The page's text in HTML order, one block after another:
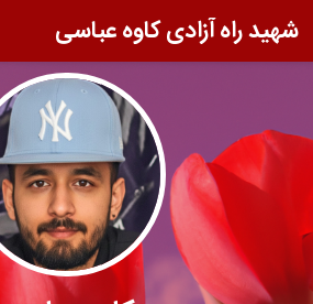
شهید راه آزادی کاوه عباسی